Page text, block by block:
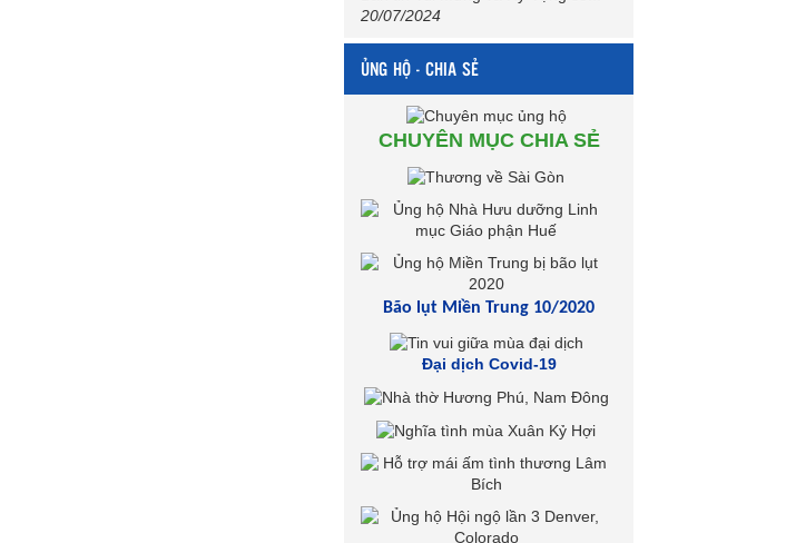
20/07/2024
ỦNG HỘ - CHIA SẺ
CHUYÊN MỤC CHIA SẺ
Bão lụt Miền Trung 10/2020
Đại dịch Covid-19